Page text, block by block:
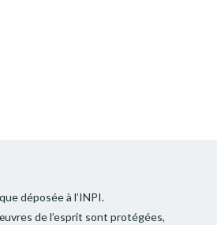
déposée à l’INPI.
de l’esprit sont protégées,